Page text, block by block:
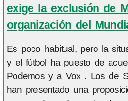
exige la exclusión de
organización del
Es poco habitual, pero la
y el fútbol ha puesto de
Podemos y a Vox . Los de
han presentado una